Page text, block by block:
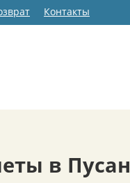
Контакты
в Пусан